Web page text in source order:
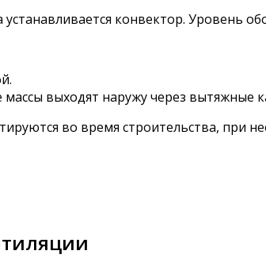
конвектор. Уровень
выходят наружу через вытяжные
во время строительства, при